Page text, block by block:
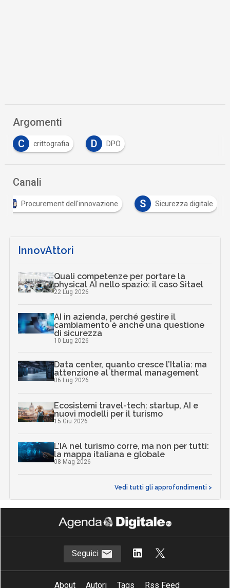
Argomenti
C
crittografia D DPO
Canali
Procurement dell'innovazione S Sicurezza digitale
InnovAttori
Quali competenze per portare la
physical AI nello spazio: il caso Sitael
22 Lug 2026
AI in azienda, perché gestire il
cambiamento è anche una questione
di sicurezza
10 Lug 2026
Data center, quanto cresce l’Italia: ma
attenzione al thermal management
06 Lug 2026
Ecosistemi travel-tech: startup, AI e
nuovi modelli per il turismo
15 Giu 2026
L’IA nel turismo corre, ma non per tutti:
la mappa italiana e globale
08 Mag 2026
Vedi tutti gli approfondimenti >
Seguici
About Autori Tags Rss Feed